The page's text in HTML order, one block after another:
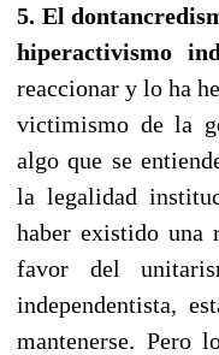
5. El
hiperactivismo
reaccionar y lo ha
victimismo de la
algo que se
la legalidad
haber existido una
favor del
independentista,
mantenerse. Pero